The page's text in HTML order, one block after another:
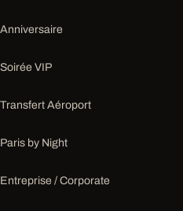
Anniversaire
Soirée VIP
Transfert Aéroport
Paris by Night
Entreprise / Corporate